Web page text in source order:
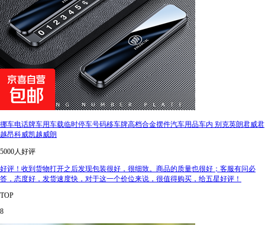
挪车电话牌车用车载临时停车号码移车牌高档合金摆件汽车用品车内 别克英朗君威君
越昂科威凯越威朗
5000人好评
好评！收到货物打开之后发现包装很好，很细致。商品的质量也很好；客服有问必
答，态度好，发货速度快，对于这一个价位来说，很值得购买，给五星好评！
TOP
8